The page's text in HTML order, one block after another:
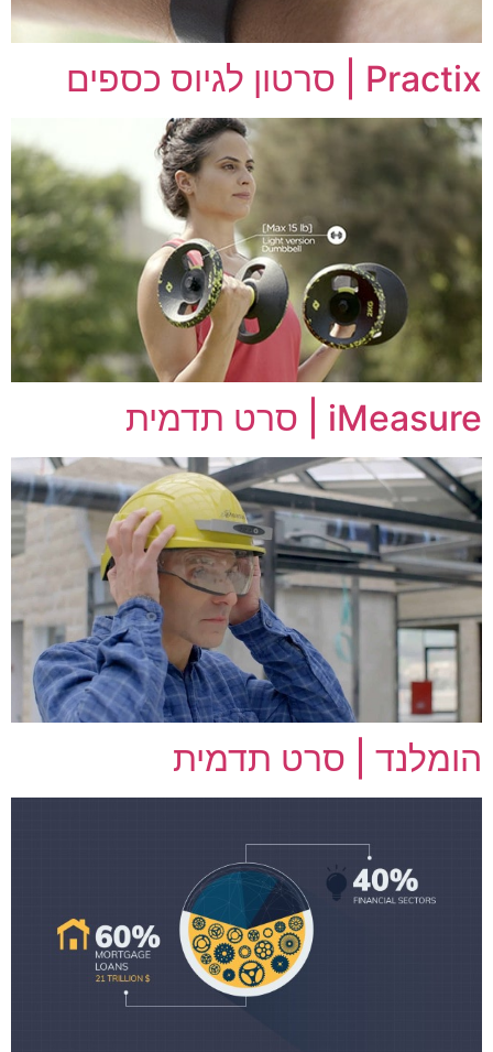
Practix | סרטון לגיוס כספים
iMeasure | סרט תדמית
הומלנד | סרט תדמית